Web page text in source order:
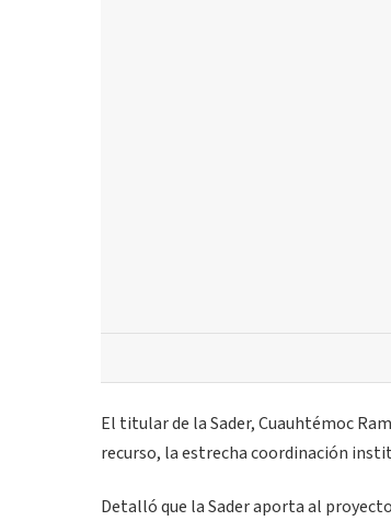
El titular de la Sader, Cuauhtémoc
recurso, la estrecha coordinación
Detalló que la Sader aporta al